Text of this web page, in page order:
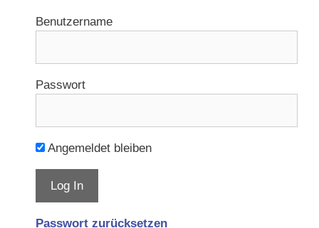
Benutzername
Passwort
Angemeldet bleiben
Passwort zurücksetzen